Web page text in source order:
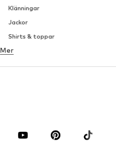
Klänningar
Jackor
Shirts & toppar
Underkläder
Mer